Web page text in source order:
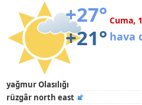
+27°
+21°
Cuma,
hava
yağmur Olasılığı
rüzgâr north east